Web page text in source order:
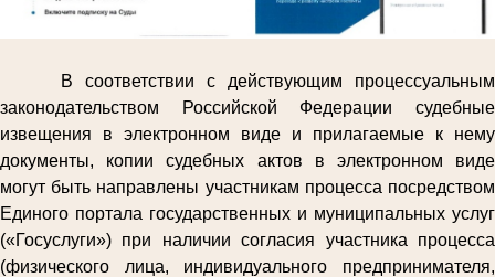
В соответствии с действующим процессуальным
законодательством Российской Федерации судебные
извещения в электронном виде и прилагаемые к нему
документы, копии судебных актов в электронном виде
могут быть направлены участникам процесса посредством
Единого портала государственных и муниципальных услуг
(«Госуслуги») при наличии согласия участника процесса
(физического лица, индивидуального предпринимателя,